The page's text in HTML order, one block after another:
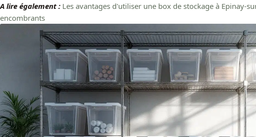
A lire également : Les avantages d'utiliser une box de stockage à Epinay-
encombrants